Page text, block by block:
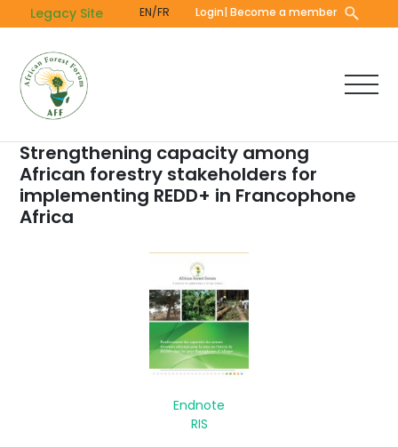
to
content
Legacy Site EN/FR Login| Become a member
Strengthening capacity among
African forestry stakeholders for
implementing REDD+ in Francophone
Africa
Endnote
RIS